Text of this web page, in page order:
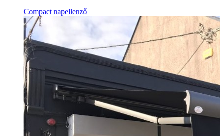
Compact napellenző